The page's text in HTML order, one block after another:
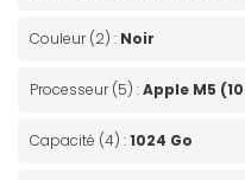
Couleur (2) : Noir
Processeur (5) :Apple M5
Capacité (4) :1024 Go